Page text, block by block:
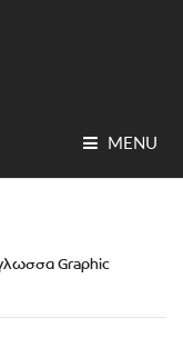
MENU
Graphic